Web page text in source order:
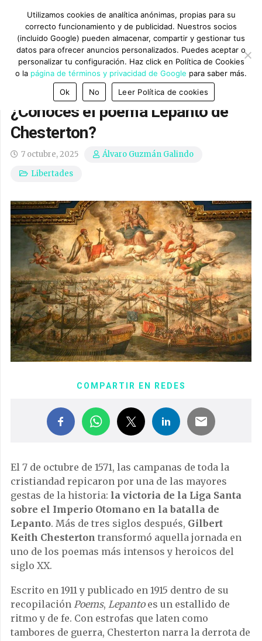
¿Conoces el poema Lepanto de
Chesterton?
7 octubre, 2025
Álvaro Guzmán Galindo
Libertades
COMPARTIR EN REDES
El 7 de octubre de 1571, las campanas de toda la
cristiandad repicaron por una de las mayores
gestas de la historia: la victoria de la Liga Santa
sobre el Imperio Otomano en la batalla de
Lepanto. Más de tres siglos después, Gilbert
Keith Chesterton transformó aquella jornada en
uno de los poemas más intensos y heroicos del
siglo XX.
Escrito en 1911 y publicado en 1915 dentro de su
recopilación Poems, Lepantoes un estallido de
ritmo y de fe. Con estrofas que laten como
tambores de guerra, Chesterton narra la derrota de
Utilizamos cookies de analítica anónimas, propias para su
correcto funcionamiento y de publicidad. Nuestros socios
(incluido Google) pueden almacenar, compartir y gestionar tus
datos para ofrecer anuncios personalizados. Puedes aceptar o
personalizar tu configuración. Haz click en Política de Cookies
o la página de términos y privacidad de Google para saber más.
Ok
No Leer Política de cookies